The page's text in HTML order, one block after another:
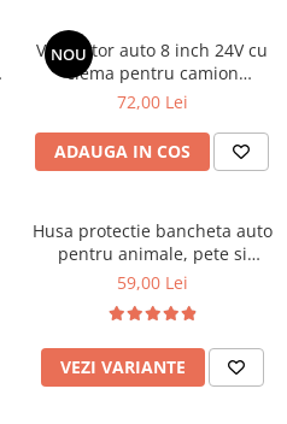
NOU
Ventilator auto 8 inch 24V cu
clema pentru camion
autocamion si utilaje
72,00 Lei
ADAUGA IN COS
Husa protectie bancheta auto
pentru animale, pete si
murdarie 132x50 cm
59,00 Lei
VEZI VARIANTE